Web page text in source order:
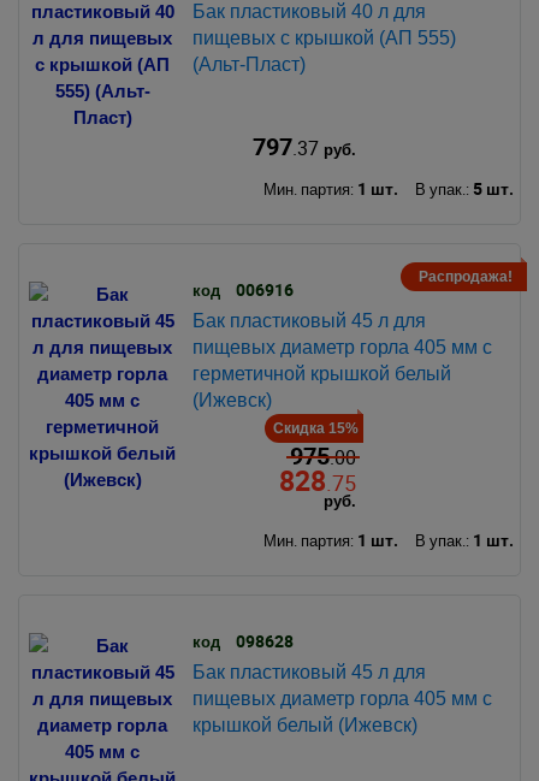
Бак пластиковый 40 л для
пищевых с крышкой (АП 555)
(Альт-Пласт)
797.37 руб.
Мин. партия: 1 шт. В упак.: 5 шт.
Распродажа!
код 006916
Бак пластиковый 45 л для
пищевых диаметр горла 405 мм с
герметичной крышкой белый
(Ижевск)
Скидка 15%
975.00
828.75
руб.
Мин. партия: 1 шт. В упак.: 1 шт.
код 098628
Бак пластиковый 45 л для
пищевых диаметр горла 405 мм с
крышкой белый (Ижевск)